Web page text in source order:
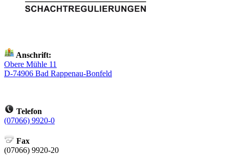
Anschrift:
Obere Mühle 11
D-74906 Bad Rappenau-Bonfeld
Telefon
(07066) 9920-0
Fax
(07066) 9920-20